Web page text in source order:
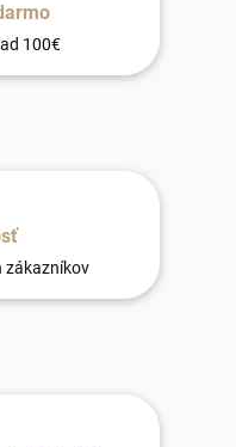
100€
zákazníkov